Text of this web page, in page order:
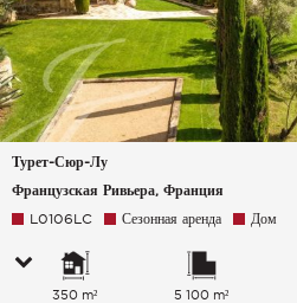
Турет-Сюр-Лу
Французская Ривьера, Франция
L0106LC Сезонная аренда Дом
350 m² 5 100 m²